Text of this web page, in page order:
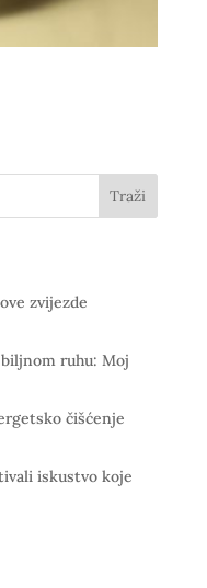
Traži
zvijezde
ruhu: Moj
čišćenje
iskustvo koje